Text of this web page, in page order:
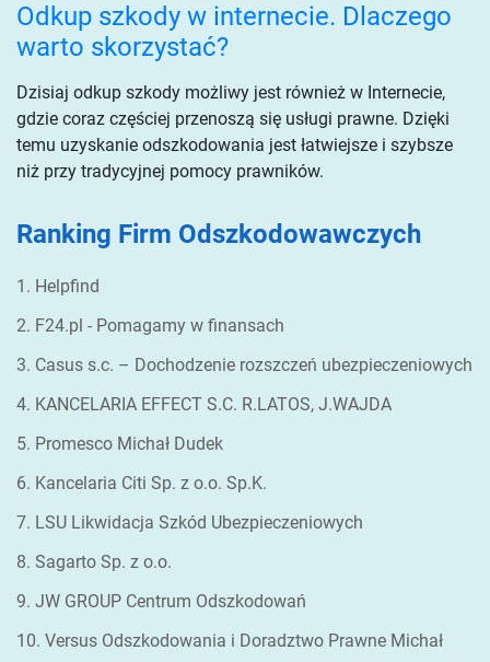
Odkup szkody w internecie. Dlaczego
warto skorzystać?
Dzisiaj odkup szkody możliwy jest również w Internecie,
gdzie coraz częściej przenoszą się usługi prawne. Dzięki
temu uzyskanie odszkodowania jest łatwiejsze i szybsze
niż przy tradycyjnej pomocy prawników.
Ranking Firm Odszkodowawczych
1. Helpfind
2. F24.pl - Pomagamy w finansach
3. Casus s.c. – Dochodzenie rozszczeń ubezpieczeniowych
4. KANCELARIA EFFECT S.C. R.LATOS, J.WAJDA
5. Promesco Michał Dudek
6. Kancelaria Citi Sp. z o.o. Sp.K.
7. LSU Likwidacja Szkód Ubezpieczeniowych
8. Sagarto Sp. z o.o.
9. JW GROUP Centrum Odszkodowań
10. Versus Odszkodowania i Doradztwo Prawne Michał